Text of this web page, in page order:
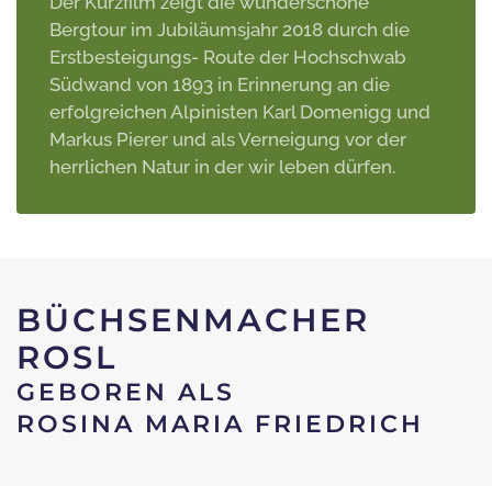
Bergtour im Jubiläumsjahr 2018 durch die
Erstbesteigungs- Route der Hochschwab
Südwand von 1893 in Erinnerung an die
erfolgreichen Alpinisten Karl Domenigg und
Markus Pierer und als Verneigung vor der
herrlichen Natur in der wir leben dürfen.
BÜCHSENMACHER
ROSL
GEBOREN ALS
ROSINA MARIA FRIEDRICH